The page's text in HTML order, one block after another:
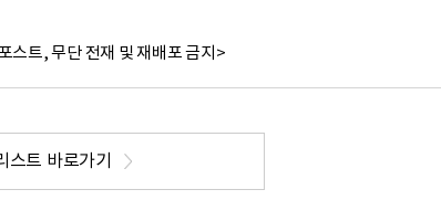
스트, 무단 전재 및 재배포 금지>
스트 바로가기